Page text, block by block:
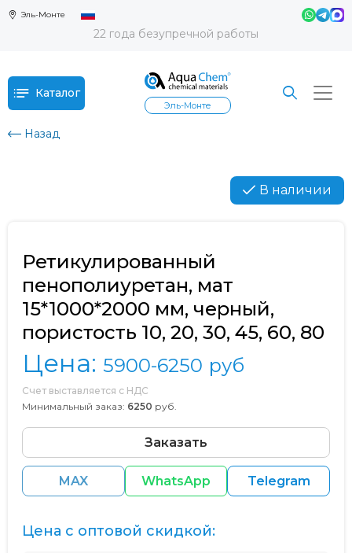
Эль-Монте
22 года безупречной работы
Каталог
Эль-Монте
Назад
В наличии
Ретикулированный
пенополиуретан, мат
15*1000*2000 мм, черный,
пористость 10, 20, 30, 45, 60, 80
Цена: 5900-6250 руб
Счет выставляется с НДС
Минимальный заказ: 6250 руб.
Заказать
MAX WhatsApp Telegram
Цена с оптовой скидкой: